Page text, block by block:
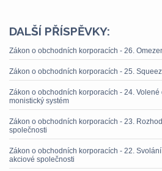
DALŠÍ PŘÍSPĚVKY:
Zákon o obchodních korporacích - 26.
Zákon o obchodních korporacích - 25.
Zákon o obchodních korporacích - 24.
monistický systém
Zákon o obchodních korporacích - 23.
společnosti
Zákon o obchodních korporacích - 22.
akciové společnosti